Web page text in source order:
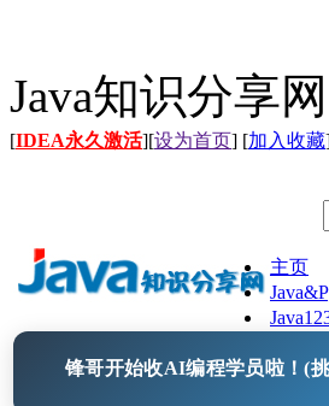
Java知识分享
[IDEA永久激活][设为首页] [加入收藏
主页
Java开源项目
锋哥开始收AI编程学员啦！(